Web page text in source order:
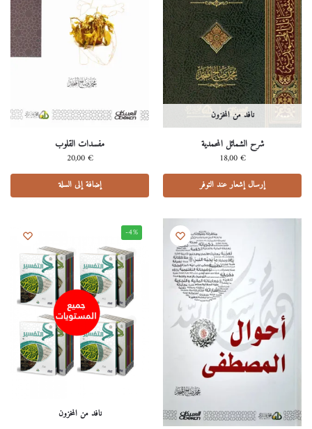
نافد من المخزون
شرح الشمائل المحمدية
18,00€
إرسال إشعار عند التوفر
مفسدات القلوب
20,00€
إضافة إلى السلة
-4%
نافد من المخزون